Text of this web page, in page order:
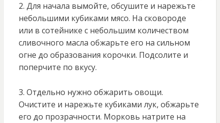
2. Для начала вымойте, обсушите и нарежьте
небольшими кубиками мясо. На сковороде
или в сотейнике с небольшим количеством
сливочного масла обжарьте его на сильном
огне до образования корочки. Подсолите и
поперчите по вкусу.
3. Отдельно нужно обжарить овощи.
Очистите и нарежьте кубиками лук, обжарьте
его до прозрачности. Морковь натрите на